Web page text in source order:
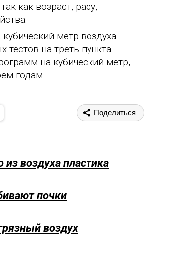
как возраст, расу,
метр воздуха
на треть пункта.
на кубический метр,
годам.
Поделиться
воздуха пластика
почки
воздух